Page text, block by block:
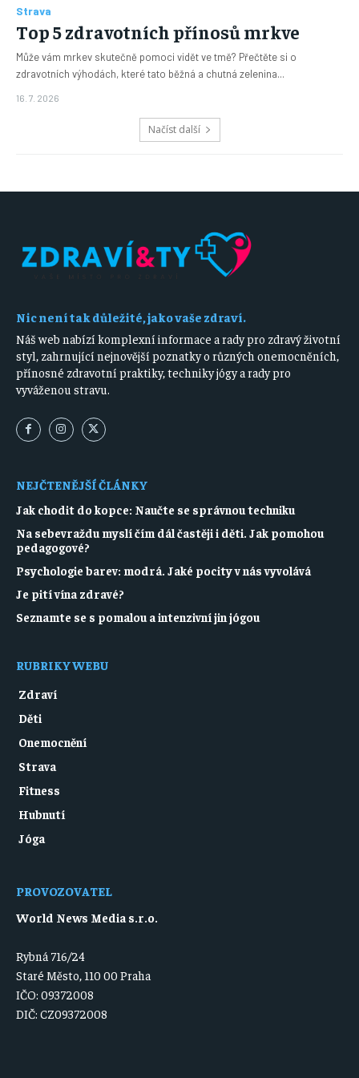
Strava
Top 5 zdravotních přínosů mrkve
Může vám mrkev skutečně pomoci vidět ve tmě? Přečtěte si o
zdravotních výhodách, které tato běžná a chutná zelenina...
16. 7. 2026
Načíst další
Nic není tak důležité, jako vaše zdraví.
Náš web nabízí komplexní informace a rady pro zdravý životní
styl, zahrnující nejnovější poznatky o různých onemocněních,
přínosné zdravotní praktiky, techniky jógy a rady pro
vyváženou stravu.
NEJČTENĚJŠÍ ČLÁNKY
Jak chodit do kopce: Naučte se správnou techniku
Na sebevraždu myslí čím dál častěji i děti. Jak pomohou
pedagogové?
Psychologie barev: modrá. Jaké pocity v nás vyvolává
Je pití vína zdravé?
Seznamte se s pomalou a intenzivní jin jógou
RUBRIKY WEBU
Zdraví
Děti
Onemocnění
Strava
Fitness
Hubnutí
Jóga
PROVOZOVATEL
World News Media s.r.o.
Rybná 716/24
Staré Město, 110 00 Praha
IČO: 09372008
DIČ: CZ09372008